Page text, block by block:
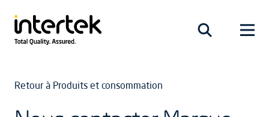
Retour à Produits et consommation